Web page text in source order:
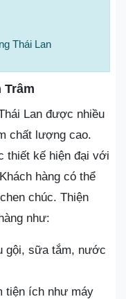
Thái Lan
Trâm
Lan được nhiều
chất lượng cao.
thiết kế hiện đại với
hàng có thể
chúc. Thiện
như:
gội, sữa tắm, nước
tiện ích như máy